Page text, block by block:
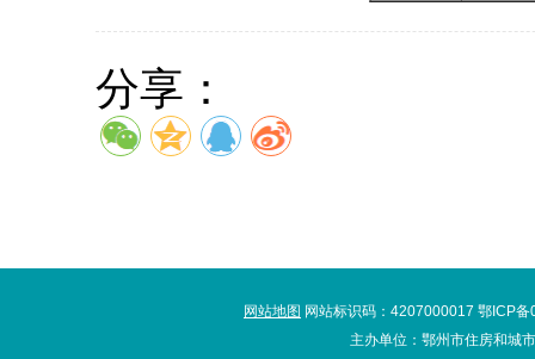
分享：
网站地图 网站标识码：4207000017 鄂ICP
主办单位：鄂州市住房和城